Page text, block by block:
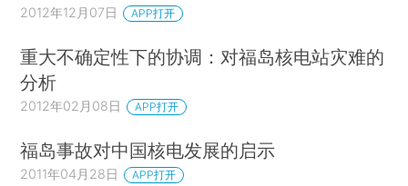
2012年12月07日 APP打开
重大不确定性下的协调：对福岛核电站灾难的
分析
2012年02月08日 APP打开
福岛事故对中国核电发展的启示
2011年04月28日 APP打开